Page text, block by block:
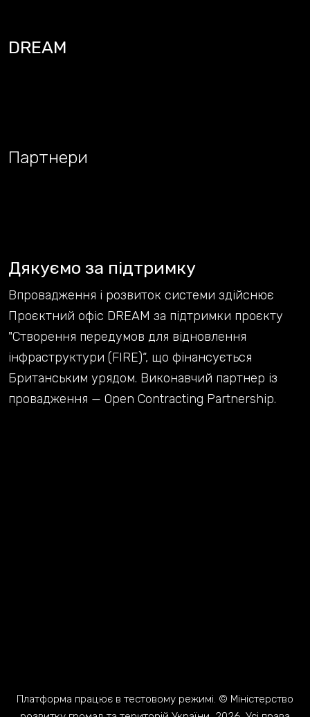
Дякуємо за підтримку
Платформа працює в тестовому режимі. © Міністерство
Партнери
DREAM
Впровадження і розвиток системи здійснює
Проєктний офіс DREAM за підтримки проєкту
"Створення передумов для відновлення
інфраструктури (FIRE)“, що фінансується
Британським урядом. Виконавчий партнер із
провадження — Open Contracting Partnership.